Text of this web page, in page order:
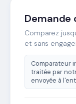
Demande
Comparez
et sans
Comparateur
traitée par
envoyée à